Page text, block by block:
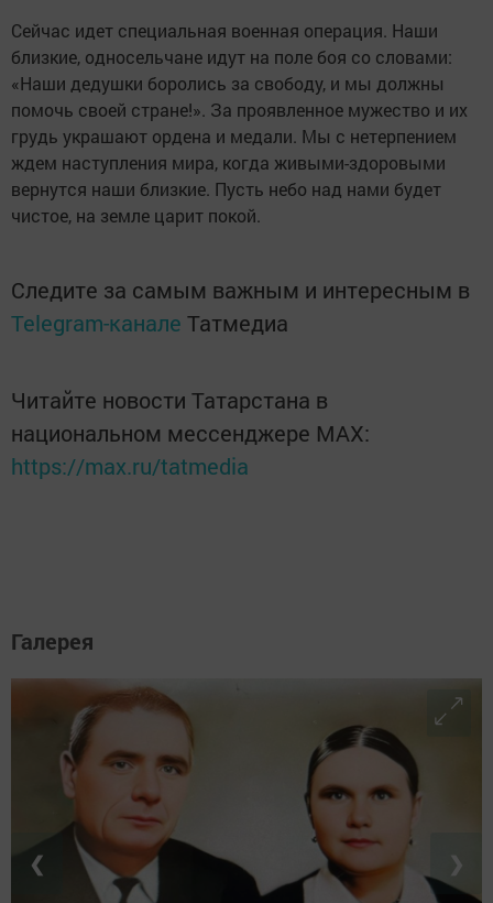
Сейчас идет специальная военная операция. Наши
близкие, односельчане идут на поле боя со словами:
«Наши дедушки боролись за свободу, и мы должны
помочь своей стране!». За проявленное мужество и их
грудь украшают ордена и медали. Мы с нетерпением
ждем наступления мира, когда живыми-здоровыми
вернутся наши близкие. Пусть небо над нами будет
чистое, на земле царит покой.
Следите за самым важным и интересным в
Telegram-канале Татмедиа
Читайте новости Татарстана в
национальном мессенджере MАХ:
https://max.ru/tatmedia
Галерея
❮ ❯